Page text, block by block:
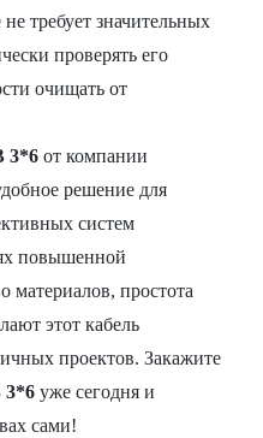
требует значительных
проверять его
очищать от
3*6 от компании
решение для
систем
повышенной
материалов, простота
этот кабель
проектов. Закажите
уже сегодня и
сами!